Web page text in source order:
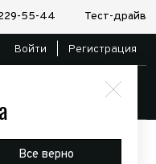
55-44 Тест-драйв
Все верно
Войти Регистрация
Лебедки
CX6000